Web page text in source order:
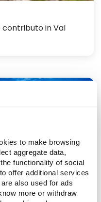
to make browsing
aggregate data,
functionality of social
offer additional services
also used for ads
more or withdraw
contributo in Val
Libere” -